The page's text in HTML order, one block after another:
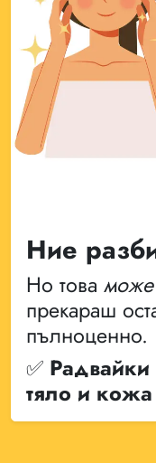
Ние
Но това
прекараш
пълноценно.
✅
тяло и кожа